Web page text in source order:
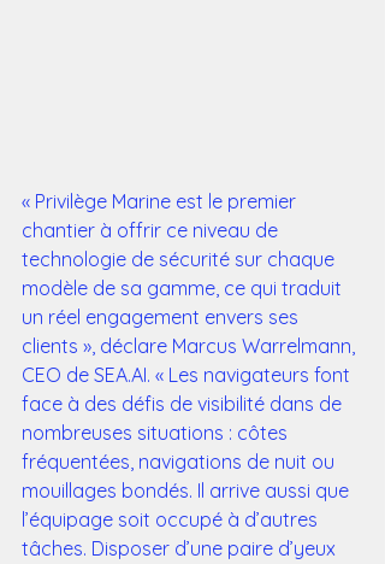
« Privilège Marine est le premier
chantier à offrir ce niveau de
technologie de sécurité sur chaque
modèle de sa gamme, ce qui traduit
un réel engagement envers ses
clients », déclare Marcus Warrelmann,
CEO de SEA.AI. « Les navigateurs font
face à des défis de visibilité dans de
nombreuses situations : côtes
fréquentées, navigations de nuit ou
mouillages bondés. Il arrive aussi que
l’équipage soit occupé à d’autres
tâches. Disposer d’une paire d’yeux